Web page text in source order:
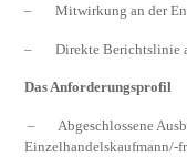
– Mitwirkung an der
– Direkte Berichtslinie
Das Anforderungsprofil
– Abgeschlossene
Einzelhandelskaufmann/-